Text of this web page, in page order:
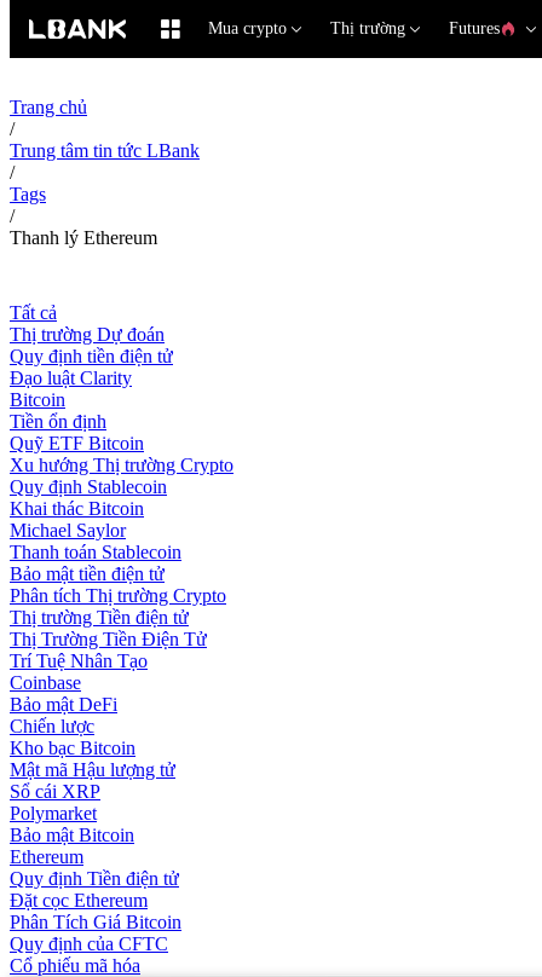
Mua crypto Thị trường Futures
Trang chủ
/
Trung tâm tin tức LBank
/
Tags
/
Thanh lý Ethereum
Tất cả
Thị trường Dự đoán
Quy định tiền điện tử
Đạo luật Clarity
Bitcoin
Tiền ổn định
Quỹ ETF Bitcoin
Xu hướng Thị trường Crypto
Quy định Stablecoin
Khai thác Bitcoin
Michael Saylor
Thanh toán Stablecoin
Bảo mật tiền điện tử
Phân tích Thị trường Crypto
Thị trường Tiền điện tử
Thị Trường Tiền Điện Tử
Trí Tuệ Nhân Tạo
Coinbase
Bảo mật DeFi
Chiến lược
Kho bạc Bitcoin
Mật mã Hậu lượng tử
Sổ cái XRP
Polymarket
Bảo mật Bitcoin
Ethereum
Quy định Tiền điện tử
Đặt cọc Ethereum
Phân Tích Giá Bitcoin
Quy định của CFTC
Cổ phiếu mã hóa